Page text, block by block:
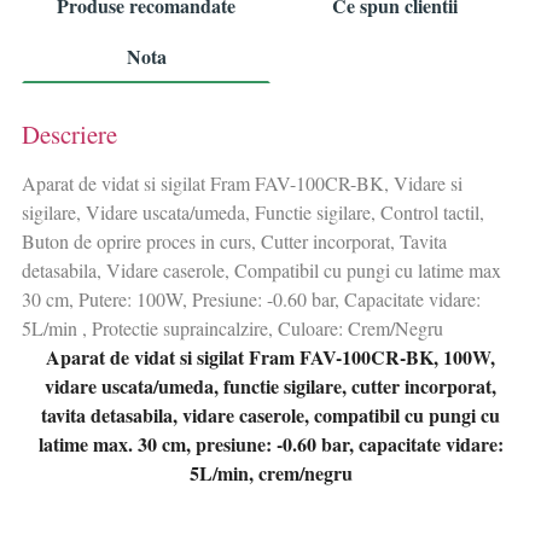
Produse recomandate
Ce spun clientii
Nota
Descriere
Aparat de vidat si sigilat Fram FAV-100CR-BK, Vidare si
sigilare, Vidare uscata/umeda, Functie sigilare, Control tactil,
Buton de oprire proces in curs, Cutter incorporat, Tavita
detasabila, Vidare caserole, Compatibil cu pungi cu latime max
30 cm, Putere: 100W, Presiune: -0.60 bar, Capacitate vidare:
5L/min , Protectie supraincalzire, Culoare: Crem/Negru
Aparat de vidat si sigilat Fram FAV-100CR-BK, 100W,
vidare uscata/umeda, functie sigilare, cutter incorporat,
tavita detasabila, vidare caserole, compatibil cu pungi cu
latime max. 30 cm, presiune: -0.60 bar, capacitate vidare:
5L/min, crem/negru